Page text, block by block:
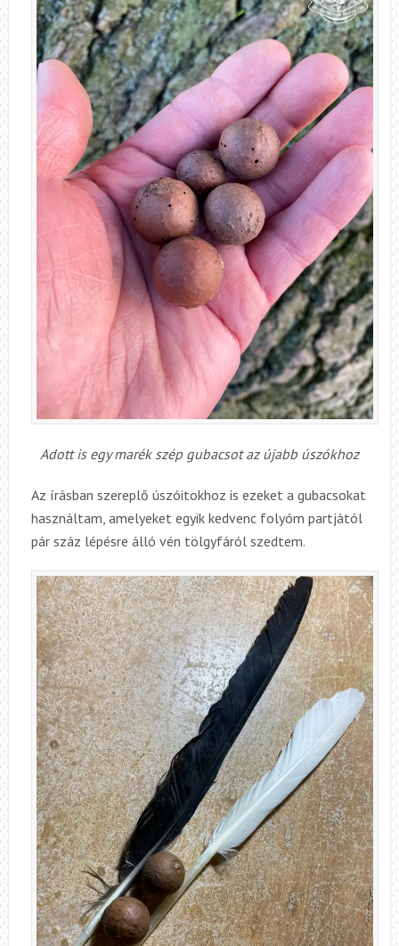
Adott is egy marék szép gubacsot az újabb úszókhoz
Az írásban szereplő úszóitokhoz is ezeket a gubacsokat
használtam, amelyeket egyik kedvenc folyóm partjától
pár száz lépésre álló vén tölgyfáról szedtem.